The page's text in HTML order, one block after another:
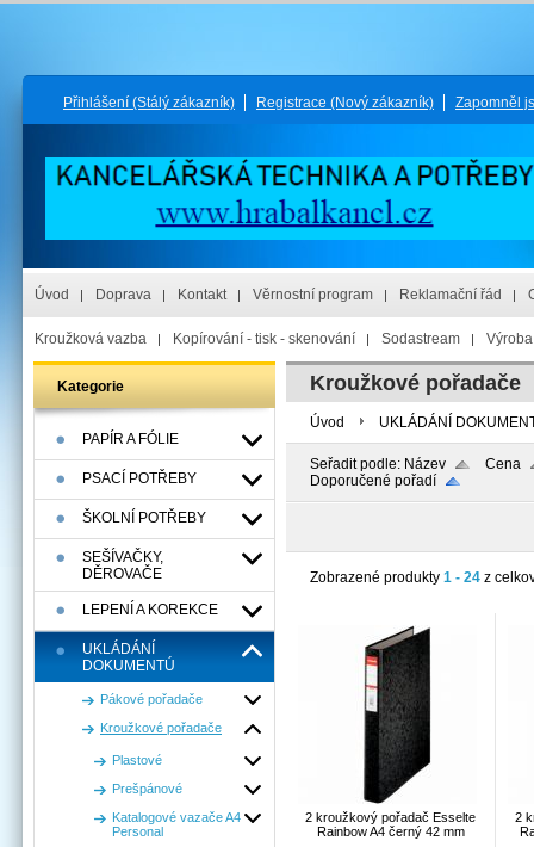
Přihlášení (Stálý zákazník) Registrace (Nový zákazník) Zapomněl
Úvod Doprava Kontakt Věrnostní program Reklamační řád
Kroužková vazba Kopírování - tisk - skenování Sodastream
Kategorie
PAPÍR A FÓLIE
PSACÍ POTŘEBY
ŠKOLNÍ POTŘEBY
SEŠÍVAČKY,
DĚROVAČE
LEPENÍ A KOREKCE
UKLÁDÁNÍ
DOKUMENTÚ
Pákové pořadače
Kroužkové pořadače
Plastové
Prešpánové
Katalogové vazače A4
Personal
Kroužkové pořadače
Úvod UKLÁDÁNÍ
Seřadit podle: Název
Cena
Doporučené pořadí
Zobrazené produkty 1 - 24 z
2 kroužkový pořadač Esselte
Rainbow A4 černý 42 mm
2